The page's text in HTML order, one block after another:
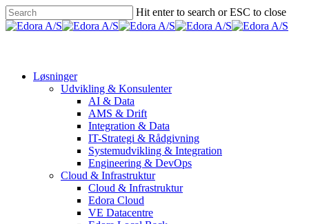
Skip
to
Hit enter to search or ESC to close
Close
Løsninger
Udvikling & Konsulenter
AI & Data
AMS & Drift
Integration & Data
IT-Strategi & Rådgivning
Systemudvikling & Integration
Engineering & DevOps
Cloud & Infrastruktur
Cloud & Infrastruktur
Edora Cloud
VE Datacentre